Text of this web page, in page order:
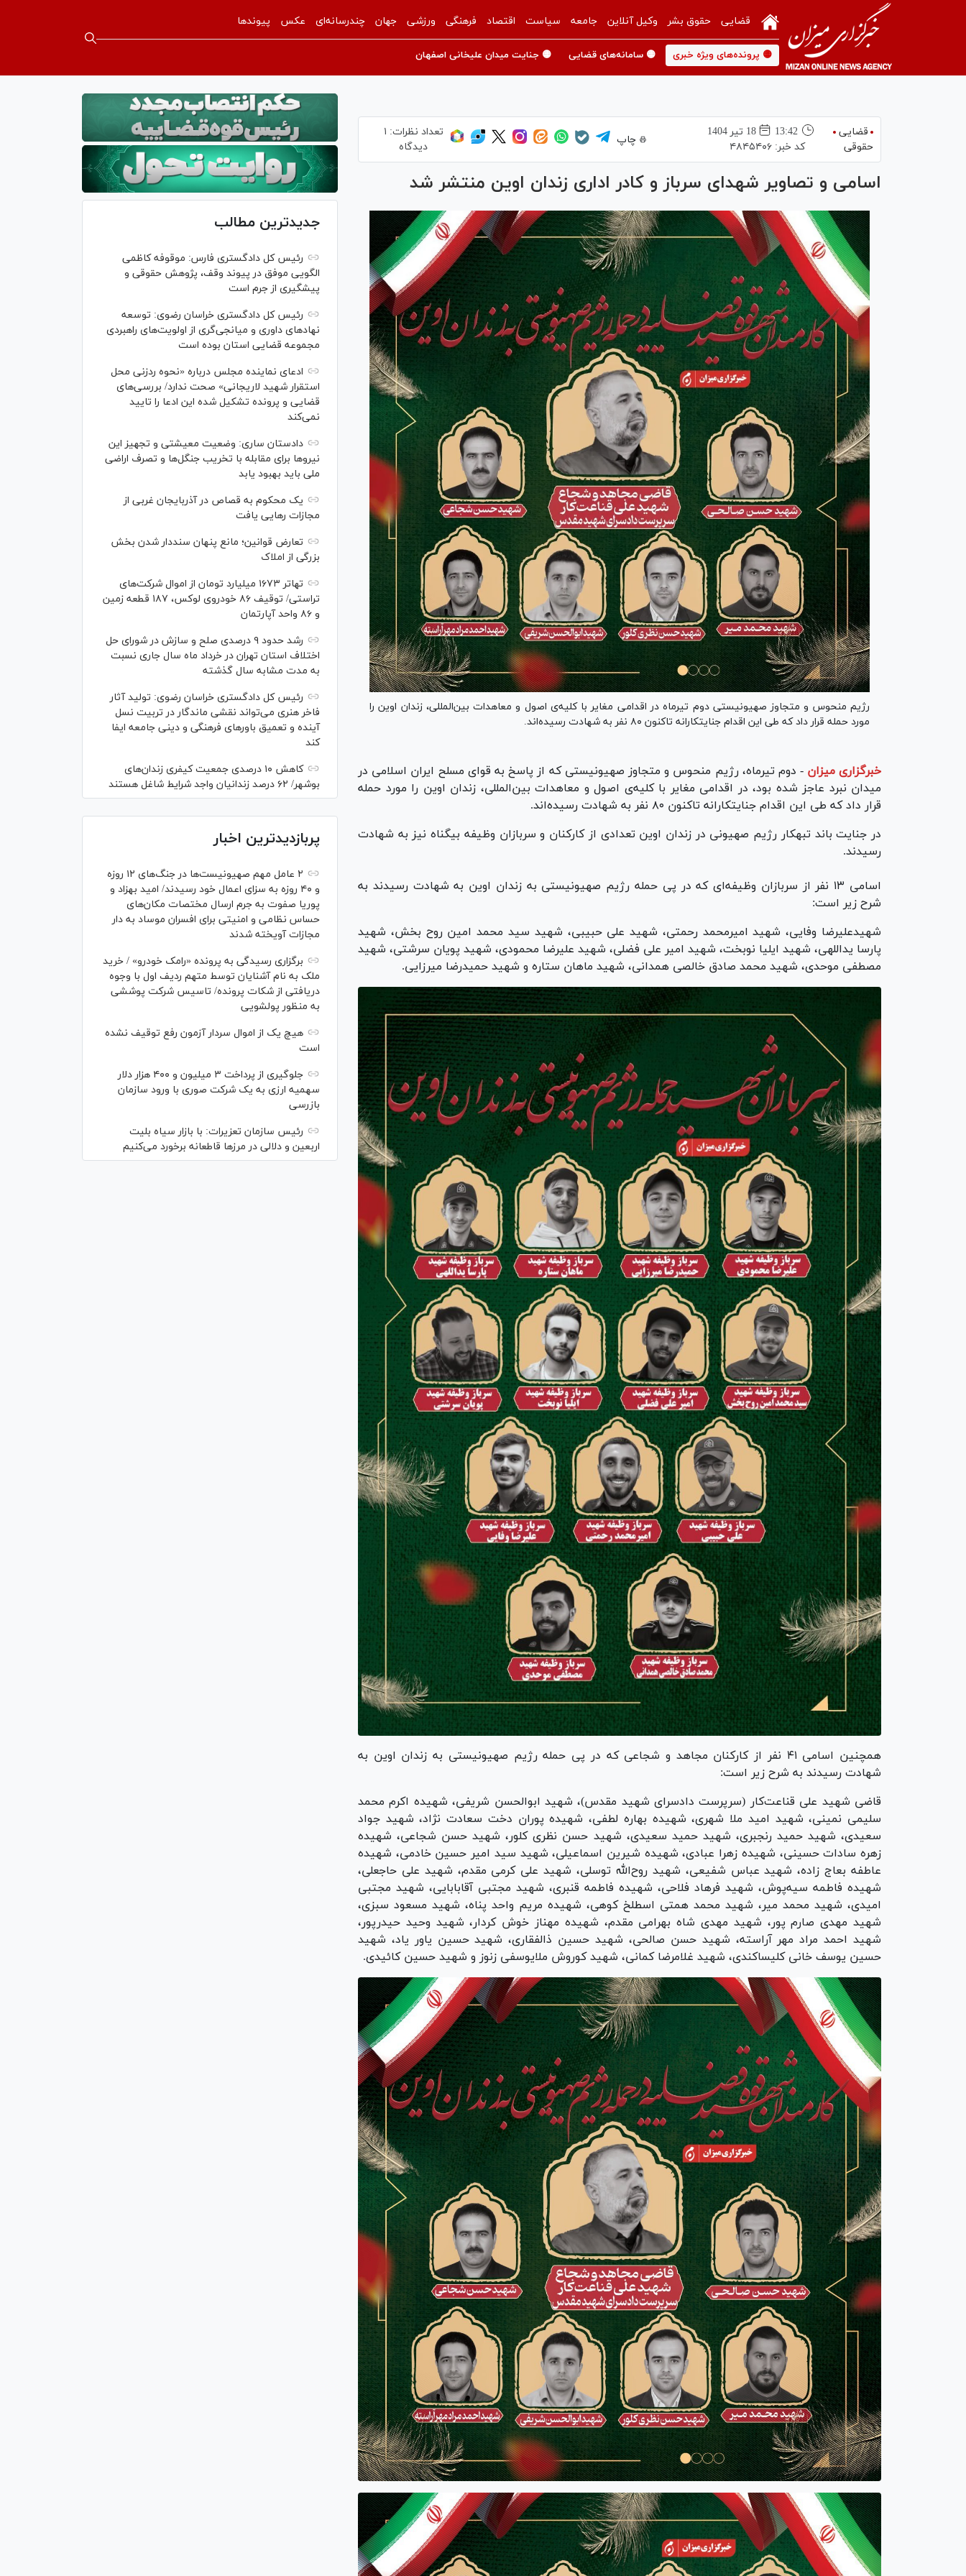
قضایی حقوق بشر وکیل آنلاین جامعه سیاست اقتصاد فرهنگی ورزشی جهان چندرسانه‌ای عکس پیوندها
🟡 پرونده‌های ویژه خبری 🟡 سامانه‌های قضایی 🟡 جنایت میدان علیخانی اصفهان
قضایی
حقوقی
13:42
18 تير 1404
کد خبر:۴۸۴۵۴۰۶
چاپ
تعداد نظرات: ۱
دیدگاه
اسامی و تصاویر شهدای سرباز و کادر اداری زندان اوین منتشر شد
رژیم منحوس و متجاوز صهیونیستی دوم تیرماه در اقدامی مغایر با کلیه‌ی اصول و معاهدات بین‌المللی، زندان اوین را
مورد حمله قرار داد که طی این اقدام جنایتکارانه تاکنون ۸۰ نفر به شهادت رسیده‌اند.
خبرگزاری میزان - دوم تیرماه، رژیم منحوس و متجاوز صهیونیستی که از پاسخ به قوای مسلح ایران اسلامی در
میدان نبرد عاجز شده بود، در اقدامی مغایر با کلیه‌ی اصول و معاهدات بین‌المللی، زندان اوین را مورد حمله
قرار داد که طی این اقدام جنایتکارانه تاکنون ۸۰ نفر به شهادت رسیده‌اند.
در جنایت باند تبهکار رژیم صهیونی در زندان اوین تعدادی از کارکنان و سربازان وظیفه بیگناه نیز به شهادت
رسیدند.
اسامی ۱۳ نفر از سربازان وظیفه‌ای که در پی حمله رژیم صهیونیستی به زندان اوین به شهادت رسیدند به
شرح زیر است:
شهیدعلیرضا وفایی، شهید امیرمحمد رحمتی، شهید علی حبیبی، شهید سید محمد امین روح بخش، شهید
پارسا یداللهی، شهید ایلیا نوبخت، شهید امیر علی فضلی، شهید علیرضا محمودی، شهید پویان سرشتی، شهید
مصطفی موحدی، شهید محمد صادق خالصی همدانی، شهید ماهان ستاره و شهید حمیدرضا میرزایی.
همچنین اسامی ۴۱ نفر از کارکنان مجاهد و شجاعی که در پی حمله رژیم صهیونیستی به زندان اوین به
شهادت رسیدند به شرح زیر است:
قاضی شهید علی قناعت‌کار (سرپرست دادسرای شهید مقدس)، شهید ابوالحسن شریفی، شهیده اکرم محمد
سلیمی نمینی، شهید امید ملا شهری، شهیده بهاره لطفی، شهیده پوران دخت سعادت نژاد، شهید جواد
سعیدی، شهید حمید رنجبری، شهید حمید سعیدی، شهید حسن نظری کلور، شهید حسن شجاعی، شهیده
زهره سادات حسینی، شهیده زهرا عبادی، شهیده شیرین اسماعیلی، شهید سید امیر حسین خادمی، شهیده
عاطفه بعاج زاده، شهید عباس شفیعی، شهید روح‌الله توسلی، شهید علی کرمی مقدم، شهید علی حاجعلی،
شهیده فاطمه سیه‌پوش، شهید فرهاد فلاحی، شهیده فاطمه قنبری، شهید مجتبی آقابابایی، شهید مجتبی
امیدی، شهید محمد میر، شهید محمد همتی اسطلخ کوهی، شهیده مریم واحد پناه، شهید مسعود سبزی،
شهید مهدی صارم پور، شهید مهدی شاه بهرامی مقدم، شهیده مهناز خوش کردار، شهید وحید حیدرپور،
شهید احمد مراد مهر آراسته، شهید حسن صالحی، شهید حسین ذالفقاری، شهید حسین یاور یاد، شهید
حسین یوسف خانی کلیساکندی، شهید غلامرضا کمانی، شهید کوروش ملایوسفی زنوز و شهید حسین کائیدی.
جدیدترین مطالب
رئیس کل دادگستری فارس: موقوفه کاظمی
الگویی موفق در پیوند وقف، پژوهش حقوقی و
پیشگیری از جرم است
رئیس کل دادگستری خراسان رضوی: توسعه
نهاد‌های داوری و میانجی‌گری از اولویت‌های راهبردی
مجموعه قضایی استان بوده است
ادعای نماینده مجلس درباره «نحوه ردزنی محل
استقرار شهید لاریجانی» صحت ندارد/ بررسی‌های
قضایی و پرونده تشکیل شده این ادعا را تایید
نمی‌کند
دادستان ساری: وضعیت معیشتی و تجهیز این
نیرو‌ها برای مقابله با تخریب جنگل‌ها و تصرف اراضی
ملی باید بهبود یابد
یک محکوم به قصاص در آذربایجان‌ غربی از
مجازات رهایی یافت
تعارض قوانین؛ مانع پنهان سنددار شدن بخش
بزرگی از املاک
تهاتر ۱۶۷۳ میلیارد تومان از اموال شرکت‌های
تراستی/ توقیف ۸۶ خودروی لوکس، ۱۸۷ قطعه زمین
و ۸۶ واحد آپارتمان
رشد حدود ۹ درصدی صلح و سازش در شورای حل
اختلاف استان تهران در خرداد ماه سال جاری نسبت
به مدت مشابه سال گذشته
رئیس کل دادگستری خراسان رضوی: تولید آثار
فاخر هنری می‌تواند نقشی ماندگار در تربیت نسل
آینده و تعمیق باور‌های فرهنگی و دینی جامعه ایفا
کند
کاهش ۱۰ درصدی جمعیت کیفری زندان‌های
بوشهر/ ۶۲ درصد زندانیان واجد شرایط شاغل هستند
پربازدیدترین اخبار
۲ عامل مهم صهیونیست‌ها در جنگ‌های ۱۲ روزه
و ۴۰ روزه به سزای اعمال خود رسیدند/ امید بهزاد و
پوریا صفوت به جرم ارسال مختصات مکان‌های
حساس نظامی و امنیتی برای افسران موساد به دار
مجازات آویخته شدند
برگزاری رسیدگی به پرونده «رامک خودرو» / خرید
ملک به نام آشنایان توسط متهم ردیف اول با وجوه
دریافتی از شکات پرونده/ تاسیس شرکت پوششی
به منظور پولشویی
هیچ یک از اموال سردار آزمون رفع توقیف نشده
است
جلوگیری از پرداخت ۳ میلیون و ۴۰۰ هزار دلار
سهمیه ارزی به یک شرکت صوری با ورود سازمان
بازرسی
رئیس سازمان تعزیرات: با بازار سیاه بلیت
اربعین و دلالی در مرز‌ها قاطعانه برخورد می‌کنیم